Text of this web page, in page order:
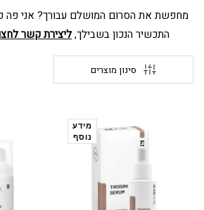
מחפשת את הסרום המושלם עבורך? אני פה
התכשיר הנכון בשבילך,ליצירת קשר
סינון מוצרים
מידע
נוסף